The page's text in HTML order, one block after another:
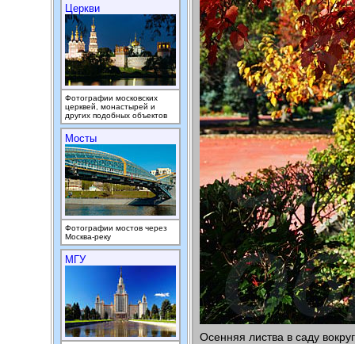
Осенняя листва в саду
Церкви
Фотографии московских
церквей, монастырей и
других подобных объектов
Мосты
Фотографии мостов через
Москва-реку
МГУ